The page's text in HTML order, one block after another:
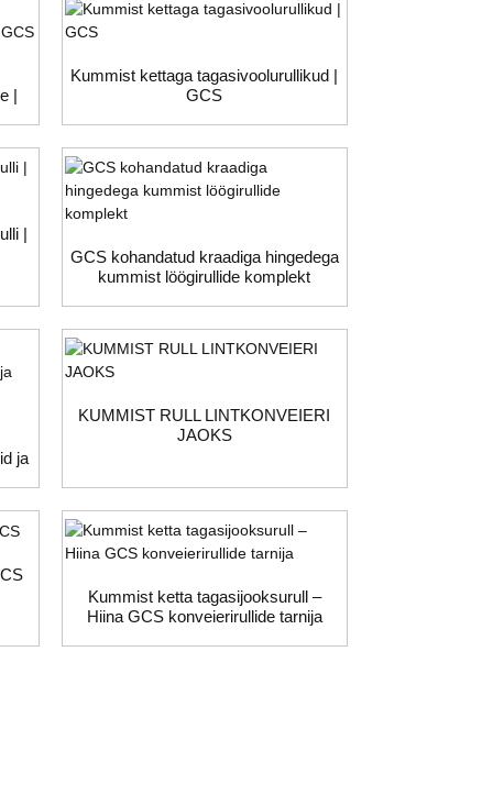
|
Kummist kettaga tagasivoolurullikud |
GCS
|
GCS kohandatud kraadiga hingedega
kummist löögirullide komplekt
ja
KUMMIST RULL LINTKONVEIERI
JAOKS
Kummist ketta tagasijooksurull –
Hiina GCS konveierirullide tarnija